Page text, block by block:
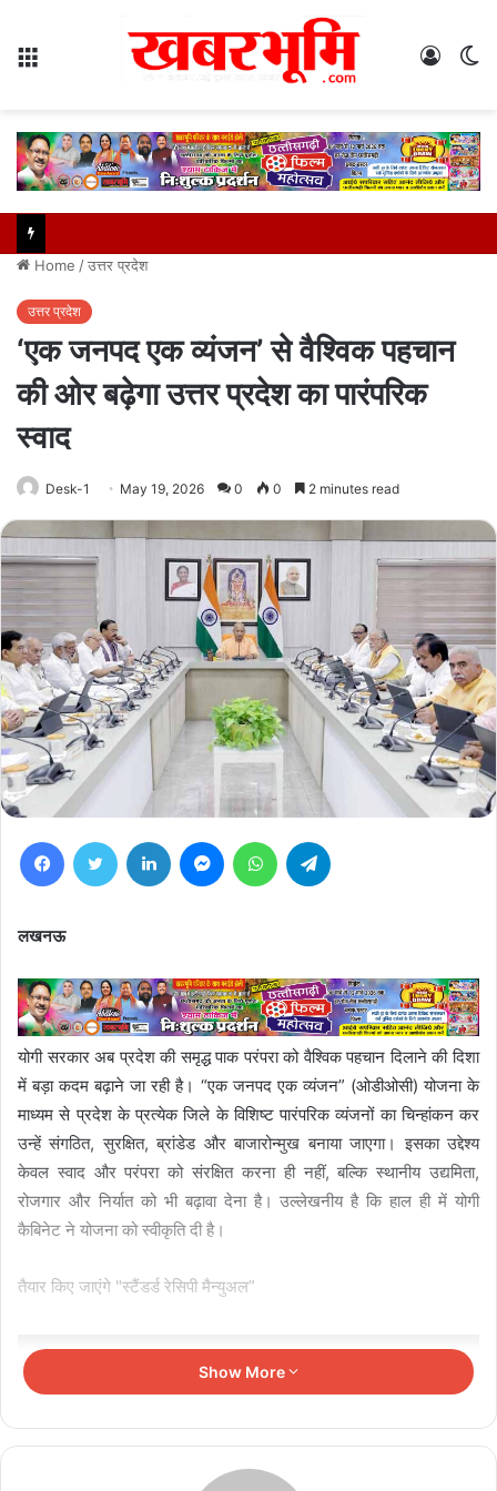
Log
Home /उत्तर प्रदेश
उत्तर प्रदेश
‘एक जनपद एक व्यंजन’ से वैश्विक पहचान
की ओर बढ़ेगा उत्तर प्रदेश का पारंपरिक
स्वाद
Desk-1 May 19, 2026 0 0 2 minutes read
FacebookTwitter LinkedIn MessengerWhatsApp
लखनऊ
योगी सरकार अब प्रदेश की समृद्ध पाक परंपरा को वैश्विक पहचान दिलाने की दिशा
में बड़ा कदम बढ़ाने जा रही है। “एक जनपद एक व्यंजन” (ओडीओसी) योजना के
माध्यम से प्रदेश के प्रत्येक जिले के विशिष्ट पारंपरिक व्यंजनों का चिन्हांकन कर
उन्हें संगठित, सुरक्षित, ब्रांडेड और बाजारोन्मुख बनाया जाएगा। इसका उद्देश्य
केवल स्वाद और परंपरा को संरक्षित करना ही नहीं, बल्कि स्थानीय उद्यमिता,
रोजगार और निर्यात को भी बढ़ावा देना है। उल्लेखनीय है कि हाल ही में योगी
कैबिनेट ने योजना को स्वीकृति दी है।
तैयार किए जाएंगे "स्टैंडर्ड रेसिपी मैन्युअल”
Related Articles
August 9, 2026
Show More